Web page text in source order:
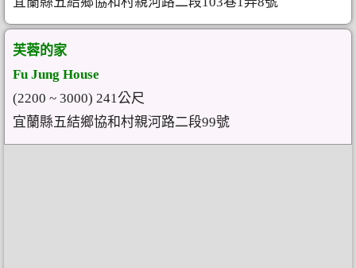
芙蓉的家
Fu Jung House
(2200 ~ 3000) 241公尺
宜蘭縣五結鄉協和村親河路二段99號